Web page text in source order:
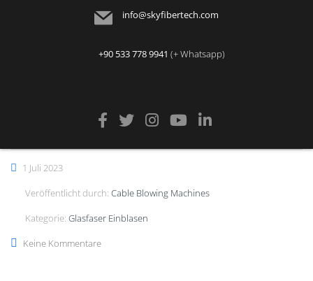
info@skyfibertech.com
+90 533 778 9941 (+ Whatsapp)
1 Juli 2023
Veröffentlicht durch: Cable Blowing Machines
Kategorie: Glasfaser Einblasen
Keine Kommentare